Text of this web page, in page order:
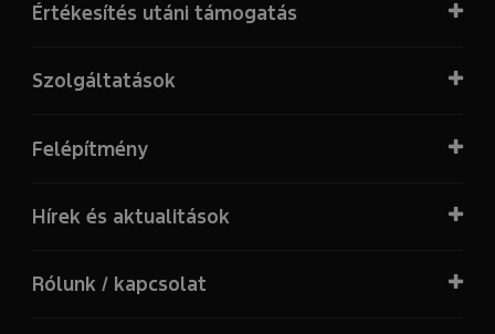
Értékesítés utáni támogatás
Szolgáltatások
Felépítmény
Hírek és aktualitások
Rólunk / kapcsolat